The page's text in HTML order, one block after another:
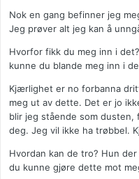
Nok en gang befinner jeg
Jeg prøver alt jeg kan å
Hvorfor fikk du meg inn i
kunne du blande meg inn i
Kjærlighet er no forbanna
meg ut av dette. Det er jo
blir jeg stående som
deg. Jeg vil ikke ha trøbbel.
Hvordan kan de tro? Hun
du kunne gjøre dette mot